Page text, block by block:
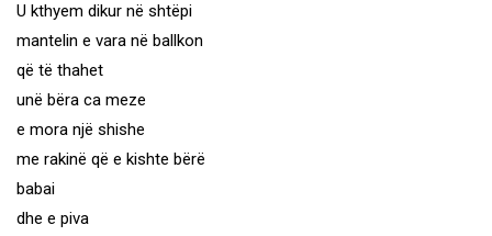
U kthyem dikur në shtëpi
mantelin e vara në ballkon
që të thahet
unë bëra ca meze
e mora një shishe
me rakinë që e kishte bërë
babai
dhe e piva